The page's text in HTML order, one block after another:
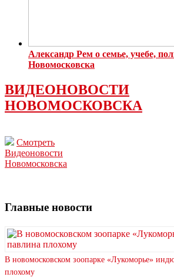
Александр Рем о семье, учебе,
Новомосковска
ВИДЕОНОВОСТИ
НОВОМОСКОВСКА
Смотреть
Видеоновости
Новомосковска
Главные новости
В новомосковском зоопарке «Лукоморье»
плохому